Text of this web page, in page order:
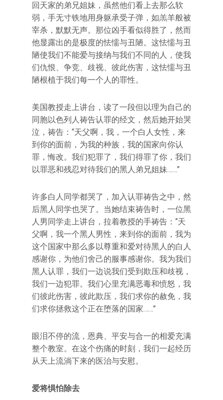
回天家的弟兄姐妹，虽然他们看上去那么软
弱，手无寸铁地用身躯承受子弹，如羔羊般被
宰杀，默默无声。那位凶手看似得胜了，然而
他显露出的是极度的怯懦与丑陋。这怯懦与丑
陋使我们不能爱与接纳与我们不同的人，使我
们仇恨、争竞、歧视、彼此伤害，这怯懦与丑
陋根植于我们每一个人的罪性。
美国教授走上讲台，读了一段但以理为自己的
同胞以色列人祷告认罪的经文，然后她开始哭
泣，祷告：“天父啊，我，一个白人女性，来
到你的面前，为我的种族，我的国家向你认
罪，悔改。我们犯罪了，我们得罪了你，我们
以罪恶和残忍对待我们的黑人弟兄姐妹……”
许多白人同学都哭了，加入认罪祷告之中，然
后黑人同学也哭了。当她结束祷告时，一位黑
人男同学走上讲台，拉着教授的手祷告：“天
父啊，我一个黑人男性，来到你的面前，我为
这个国家中那么多以尊重和爱对待黑人的白人
感谢你，为他们舍己的服事感谢你。我为我们
黑人认罪，我们一边说我们受到欺压和歧视，
我们一边犯罪。我们心里充满恶毒和愤怒，我
们彼此伤害，彼此欺压，我们求你的赦免，我
们求你拯救这个正在堕落的国家……”
眼泪不停的流，恩典、平安与合一的相爱充满
整个教室。在这个伤痛的时刻，我们一起经历
从天上流淌下来的医治与安慰。
爱将惧怕除去